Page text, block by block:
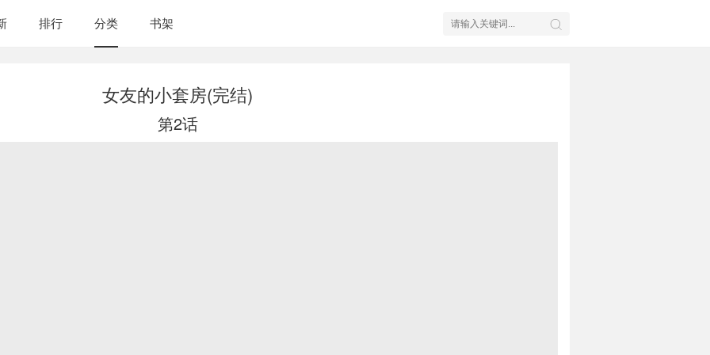
排行 分类 书架
女友的小套房(完结)
第2话